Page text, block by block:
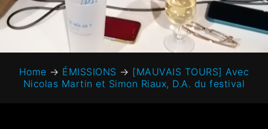
Home → ÉMISSIONS → [MAUVAIS TOURS] Avec
Nicolas Martin et Simon Riaux, D.A. du festival